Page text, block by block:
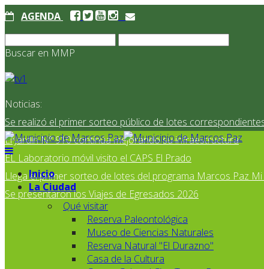
AGENDA
Buscar en MMP
Noticias:
Se realizó el primer sorteo público de lotes
El Jardín N° 910 continúa mejorando su infraestructura
EL Laboratorio móvil visito el CAPS El Prado
Llega el primer sorteo de lotes del programa Marcos Paz
Se presentaron los Viajes de Egresados 2026
Inicio
La Ciudad
Qué visitar
Reserva Paleontológica
Museo de Ciencias Naturales
Reserva Natural "El Durazno"
Casa de la Cultura